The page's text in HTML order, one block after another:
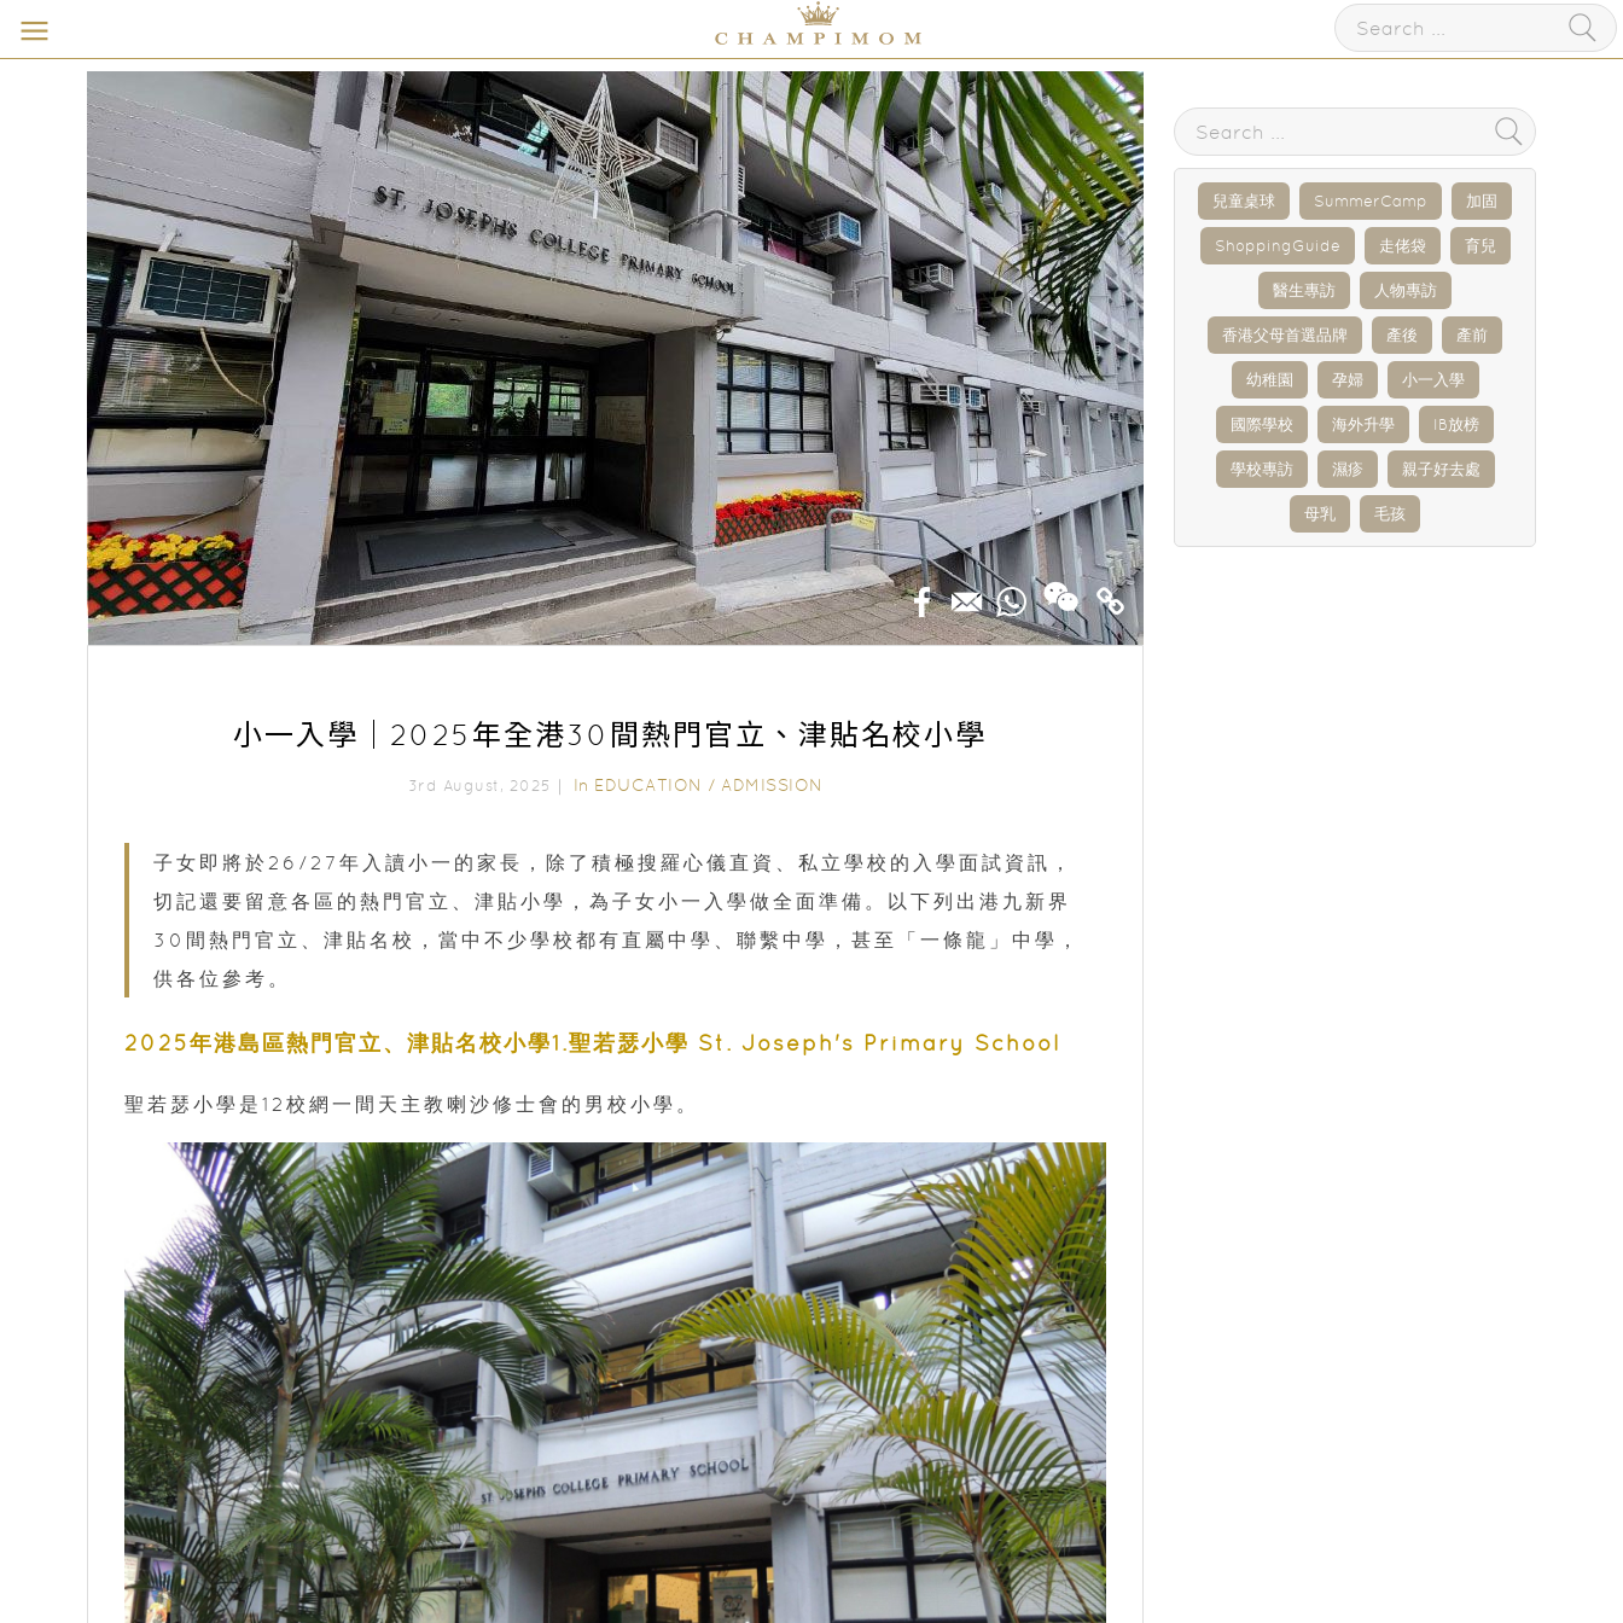
小一入學｜2025年全港30間熱門官立、津貼名校小學
3rd August, 2025｜ In EDUCATION / ADMISSION
子女即將於26/27年入讀小一的家長，除了積極搜羅心儀直資、私立學校的入學面試資訊，
切記還要留意各區的熱門官立、津貼小學，為子女小一入學做全面準備。以下列出港九新界
30間熱門官立、津貼名校，當中不少學校都有直屬中學、聯繫中學，甚至「一條龍」中學，
供各位參考。
2025年港島區熱門官立、津貼名校小學1.聖若瑟小學 St. Joseph's Primary School
聖若瑟小學是12校網一間天主教喇沙修士會的男校小學。
兒童桌球 SummerCamp 加固
ShoppingGuide 走佬袋 育兒
醫生專訪 人物專訪
香港父母首選品牌 產後 產前
幼稚園 孕婦 小一入學
國際學校 海外升學 IB放榜
學校專訪 濕疹 親子好去處
母乳 毛孩